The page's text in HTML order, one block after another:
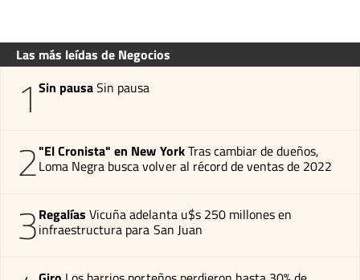
Las más leídas de Negocios
1 Sin pausaSin pausa
2"El Cronista" en New YorkTras cambiar de dueños,
Loma Negra busca volver al récord de ventas de 2022
3Regalías Vicuña adelanta u$s 250 millones en
infraestructura para San Juan